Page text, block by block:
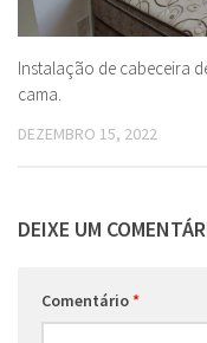
Instalação de cabeceira
cama.
DEZEMBRO 15, 2022
DEIXE UM
Comentário*